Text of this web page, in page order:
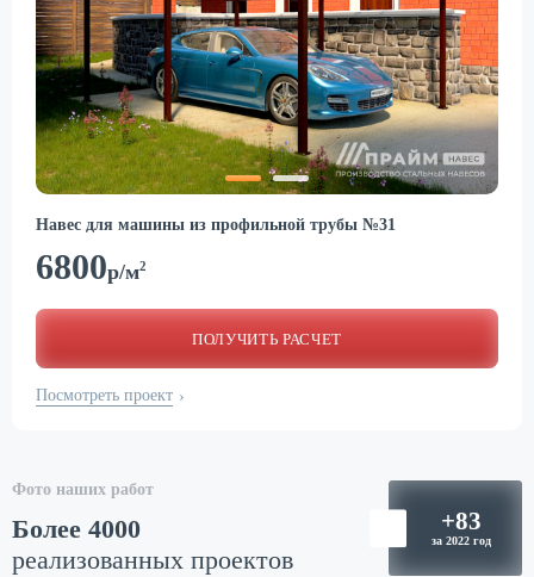
Навес для машины из профильной трубы №31
6800р/м2
ПОЛУЧИТЬ РАСЧЕТ
Посмотреть проект ›
Фото наших работ
Более 4000
реализованных проектов